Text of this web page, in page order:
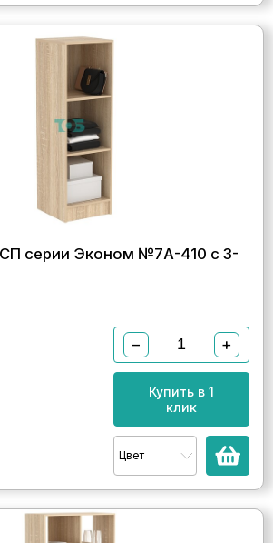
серии Эконом №7А-410 с 3-
− +
Купить в 1
клик
Цвет